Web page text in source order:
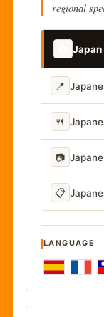
regional
Japan
📍
🍴
📷
📋
LANGUAGE